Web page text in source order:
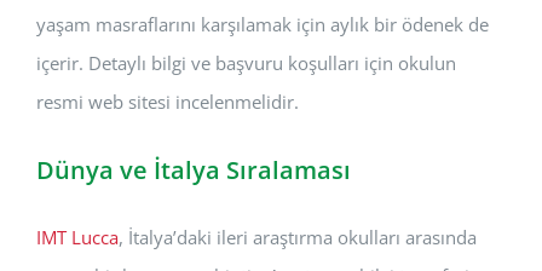
yaşam masraflarını karşılamak için aylık bir ödenek de
içerir. Detaylı bilgi ve başvuru koşulları için okulun
resmi web sitesi incelenmelidir.
Dünya ve İtalya Sıralaması
IMT Lucca, İtalya’daki ileri araştırma okulları arasında